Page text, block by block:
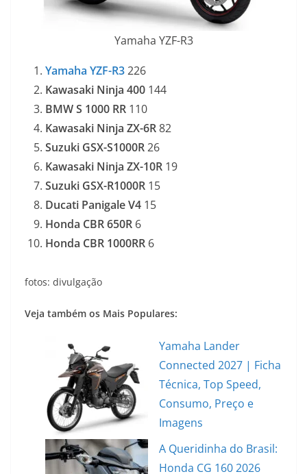
Yamaha YZF-R3
Yamaha YZF-R3226
Kawasaki Ninja 400 144
BMW S 1000 RR 110
Kawasaki Ninja ZX-6R82
Suzuki GSX-S1000R26
Kawasaki Ninja ZX-10R 19
Suzuki GSX-R1000R 15
Ducati Panigale V4 15
Honda CBR 650R 6
Honda CBR 1000RR 6
fotos: divulgação
Veja também os Mais Populares:
Yamaha Lander
Connected 2027 | Ficha
Técnica, Top Speed,
Consumo, Preço e
Imagens
A Queridinha do Brasil:
Honda CG 160 2026